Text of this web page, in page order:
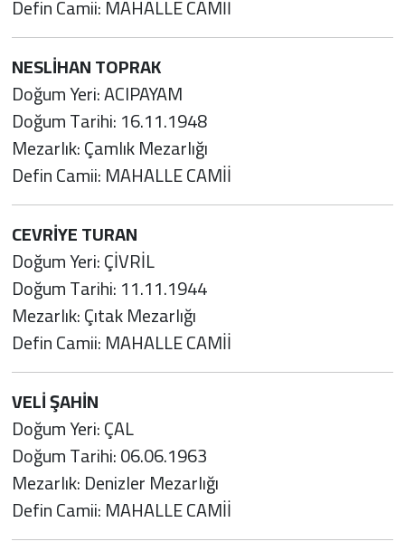
Defin Camii: MAHALLE CAMİİ
NESLİHAN TOPRAK
Doğum Yeri: ACIPAYAM
Doğum Tarihi: 16.11.1948
Mezarlık: Çamlık Mezarlığı
Defin Camii: MAHALLE CAMİİ
CEVRİYE TURAN
Doğum Yeri: ÇİVRİL
Doğum Tarihi: 11.11.1944
Mezarlık: Çıtak Mezarlığı
Defin Camii: MAHALLE CAMİİ
VELİ ŞAHİN
Doğum Yeri: ÇAL
Doğum Tarihi: 06.06.1963
Mezarlık: Denizler Mezarlığı
Defin Camii: MAHALLE CAMİİ